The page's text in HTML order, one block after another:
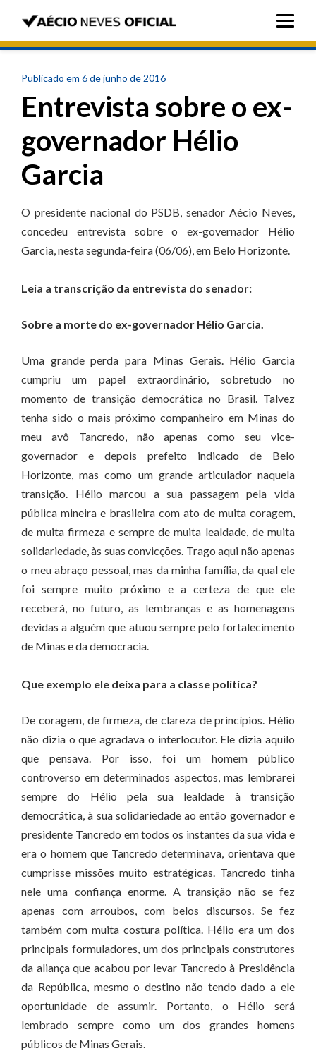
Publicado em 6 de junho de 2016
Entrevista sobre o ex-
governador Hélio
Garcia
O presidente nacional do PSDB, senador Aécio Neves,
concedeu entrevista sobre o ex-governador Hélio
Garcia, nesta segunda-feira (06/06), em Belo Horizonte.
Leia a transcrição da entrevista do senador:
Sobre a morte do ex-governador Hélio Garcia.
Uma grande perda para Minas Gerais. Hélio Garcia
cumpriu um papel extraordinário, sobretudo no
momento de transição democrática no Brasil. Talvez
tenha sido o mais próximo companheiro em Minas do
meu avô Tancredo, não apenas como seu vice-
governador e depois prefeito indicado de Belo
Horizonte, mas como um grande articulador naquela
transição. Hélio marcou a sua passagem pela vida
pública mineira e brasileira com ato de muita coragem,
de muita firmeza e sempre de muita lealdade, de muita
solidariedade, às suas convicções. Trago aqui não apenas
o meu abraço pessoal, mas da minha família, da qual ele
foi sempre muito próximo e a certeza de que ele
receberá, no futuro, as lembranças e as homenagens
devidas a alguém que atuou sempre pelo fortalecimento
de Minas e da democracia.
Que exemplo ele deixa para a classe política?
De coragem, de firmeza, de clareza de princípios. Hélio
não dizia o que agradava o interlocutor. Ele dizia aquilo
que pensava. Por isso, foi um homem público
controverso em determinados aspectos, mas lembrarei
sempre do Hélio pela sua lealdade à transição
democrática, à sua solidariedade ao então governador e
presidente Tancredo em todos os instantes da sua vida e
era o homem que Tancredo determinava, orientava que
cumprisse missões muito estratégicas. Tancredo tinha
nele uma confiança enorme. A transição não se fez
apenas com arroubos, com belos discursos. Se fez
também com muita costura política. Hélio era um dos
principais formuladores, um dos principais construtores
da aliança que acabou por levar Tancredo à Presidência
da República, mesmo o destino não tendo dado a ele
oportunidade de assumir. Portanto, o Hélio será
lembrado sempre como um dos grandes homens
públicos de Minas Gerais.